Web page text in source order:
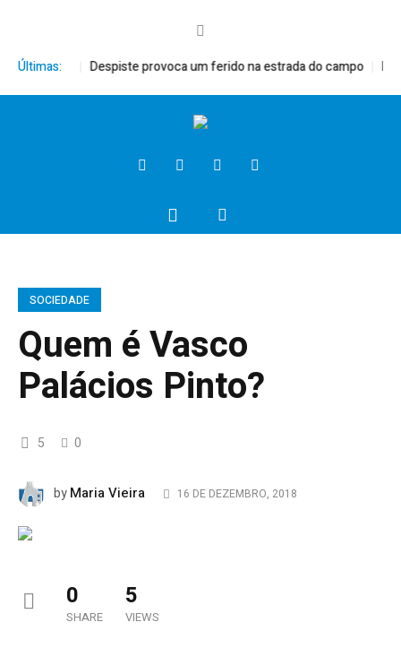
Últimas:
XVI Despiste provoca um ferido na estrada do campo
SOCIEDADE
Quem é Vasco
Palácios Pinto?
5 0
byMaria Vieira 16 DE DEZEMBRO, 2018
0
SHARE
5
VIEWS